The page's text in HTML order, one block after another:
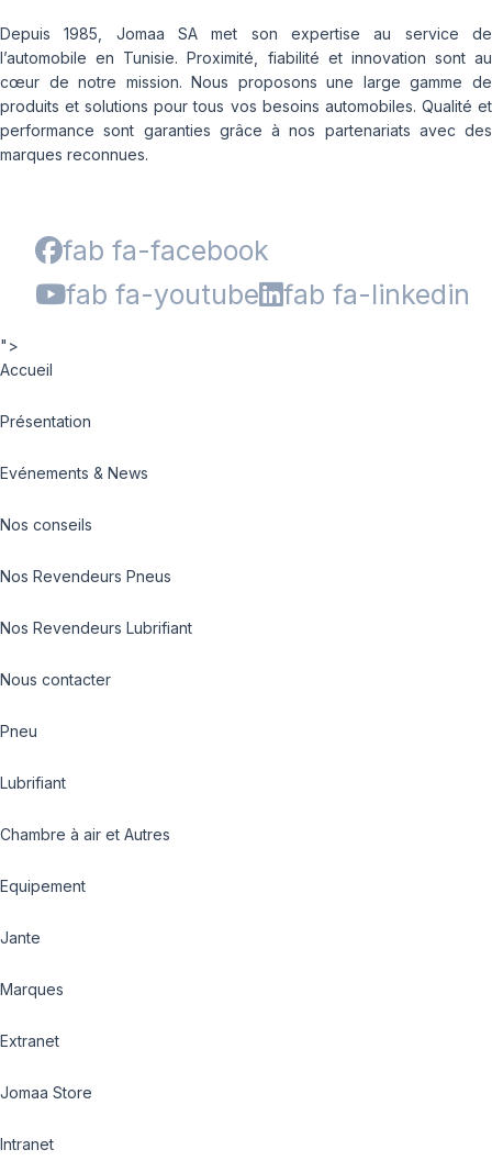
Depuis 1985, Jomaa SA met son expertise au service de
l’automobile en Tunisie. Proximité, fiabilité et innovation sont au
cœur de notre mission. Nous proposons une large gamme de
produits et solutions pour tous vos besoins automobiles. Qualité et
performance sont garanties grâce à nos partenariats avec des
marques reconnues.
fab fa-facebook
fab fa-youtube
fab fa-linkedin
">
Accueil
Présentation
Evénements & News
Nos conseils
Nos Revendeurs Pneus
Nos Revendeurs Lubrifiant
Nous contacter
Pneu
Lubrifiant
Chambre à air et Autres
Equipement
Jante
Marques
Extranet
Jomaa Store
Intranet